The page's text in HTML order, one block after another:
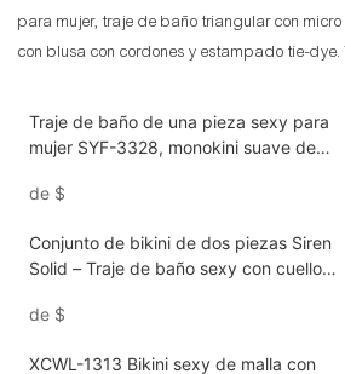
Traje de baño de una pieza sexy para
mujer SYF-3328, monokini suave de
de $
Conjunto de bikini de dos piezas Siren
Solid – Traje de baño sexy con cuello
de $
XCWL-1313 Bikini sexy de malla con